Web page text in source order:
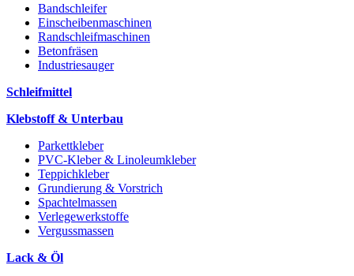
Bandschleifer
Einscheibenmaschinen
Randschleifmaschinen
Betonfräsen
Industriesauger
Schleifmittel
Klebstoff & Unterbau
Parkettkleber
PVC-Kleber & Linoleumkleber
Teppichkleber
Grundierung & Vorstrich
Spachtelmassen
Verlegewerkstoffe
Vergussmassen
Lack & Öl